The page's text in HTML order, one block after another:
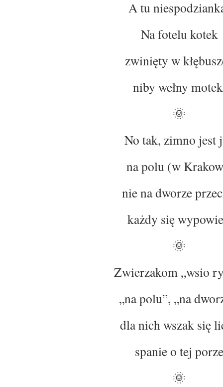
A tu
Na fotelu kotek
zwinięty w
niby wełny
🌞
No tak, zimno jest
na polu (w
nie na dworze
każdy się
🌞
Zwierzakom „wsio
„na polu”, „na
dla nich wszak się
spanie o tej porze
🌞